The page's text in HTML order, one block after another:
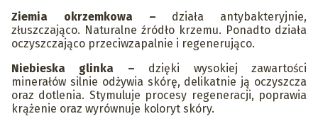
Ziemia okrzemkowa – działa antybakteryjnie,
złuszczająco. Naturalne źródło krzemu. Ponadto działa
oczyszczająco przeciwzapalnie i regenerująco.
Niebieska glinka – dzięki wysokiej zawartości
minerałów silnie odżywia skórę, delikatnie ją oczyszcza
oraz dotlenia. Stymuluje procesy regeneracji, poprawia
krążenie oraz wyrównuje koloryt skóry.